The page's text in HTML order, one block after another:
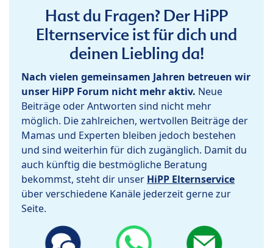
Hast du Fragen? Der HiPP
Elternservice ist für dich und
deinen Liebling da!
Nach vielen gemeinsamen Jahren betreuen wir
unser HiPP Forum nicht mehr aktiv. Neue
Beiträge oder Antworten sind nicht mehr
möglich. Die zahlreichen, wertvollen Beiträge der
Mamas und Experten bleiben jedoch bestehen
und sind weiterhin für dich zugänglich. Damit du
auch künftig die bestmögliche Beratung
bekommst, steht dir unser HiPP Elternservice
über verschiedene Kanäle jederzeit gerne zur
Seite.